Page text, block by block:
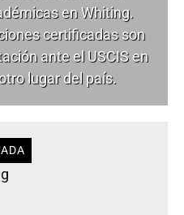
en Whiting.
certificadas son
ante el USCIS en
lugar del país.